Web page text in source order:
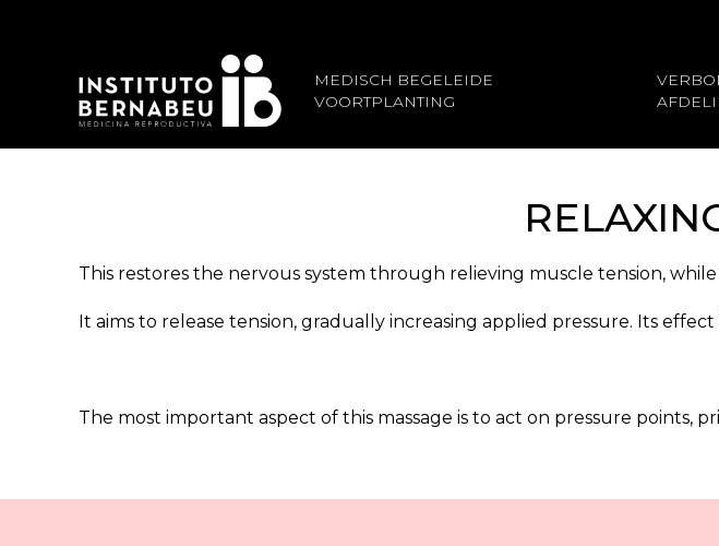
MEDISCH BEGELEIDE
VOORTPLANTING
This restores the nervous system through relieving muscle tension,
It aims to release tension, gradually increasing applied pressure. Its
The most important aspect of this massage is to act on pressure points,